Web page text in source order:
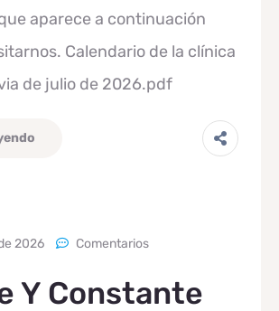
aparece a continuación
Calendario de la clínica
de julio de 2026.pdf
2026 Comentarios
Y Constante